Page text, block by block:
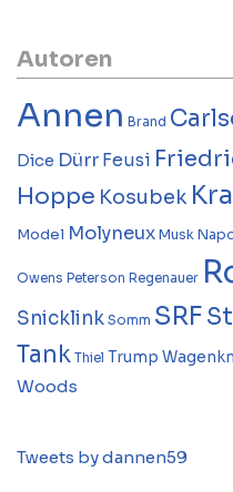
Autoren
Annen Brand
Dice Dürr Feusi
Hoppe Kosubek
Model MolyneuxMusk
Owens Peterson Regenauer
Snicklink Somm SRF
Tank Thiel Trump
Woods
Tweets by dannen59